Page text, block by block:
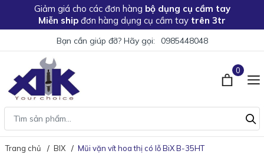
Giảm giá cho các đơn hàng bộ dụng cụ cầm tay
Miễn ship đơn hàng dụng cụ cầm tay trên 3tr
Bạn cần giúp đỡ? Hãy gọi: 0985448048
0
Trang chủ BIX Mũi vặn vít hoa thị có lỗ BiX B-35HT